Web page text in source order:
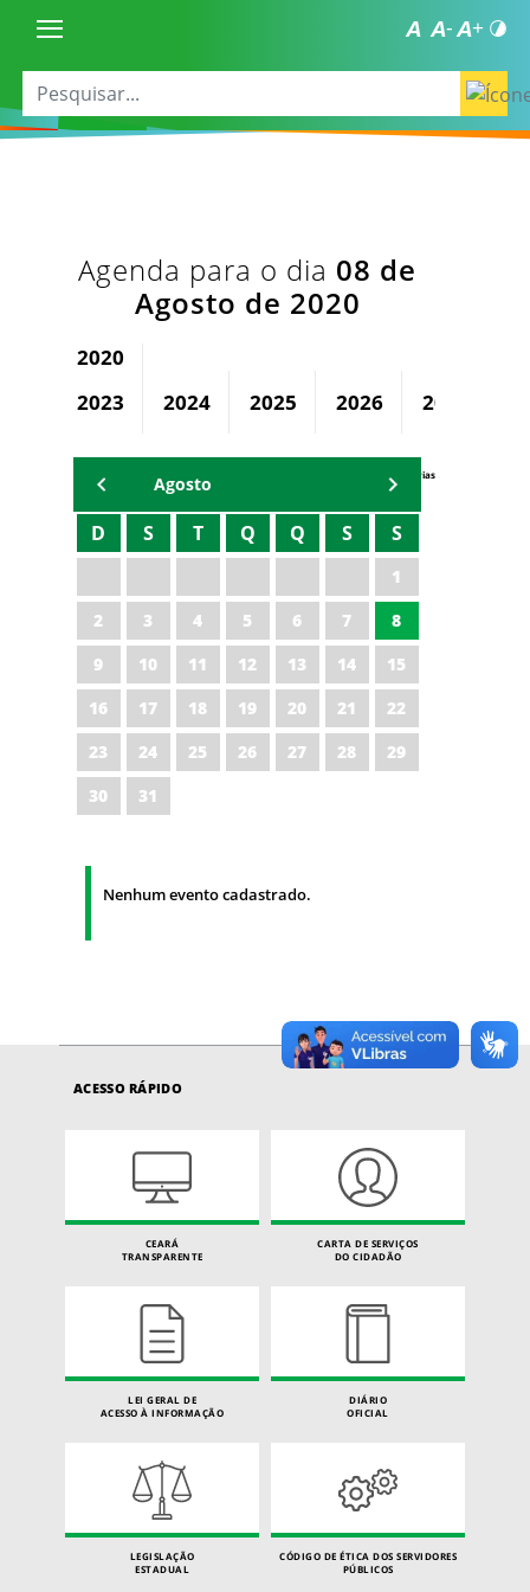
Agenda para o dia 08 de
Agosto de 2020
2020
2023
2024 2025 2026 2027
Agenda Secretárias
Agosto
D S T Q Q S S
1
2
3 4 5 6 7
8
9
10 11 12 13 14
15
16
17 18 19 20 21
22
23
24 25 26 27 28
29
30
31
Nenhum evento cadastrado.
ACESSO RÁPIDO
CEARÁ
TRANSPARENTE
CARTA DE SERVIÇOS
DO CIDADÃO
LEI GERAL DE
ACESSO À INFORMAÇÃO
DIÁRIO
OFICIAL
LEGISLAÇÃO
ESTADUAL
CÓDIGO DE ÉTICA DOS SERVIDORES
PÚBLICOS